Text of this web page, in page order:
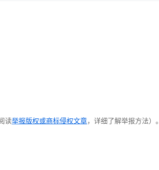
读举报版权或商标侵权文章，详细了解举报方法）。